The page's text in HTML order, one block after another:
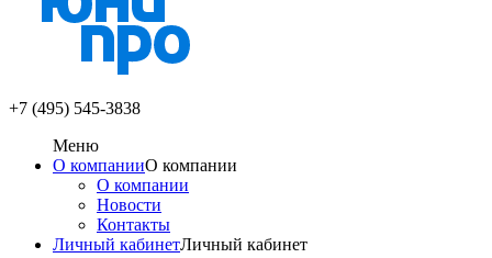
+7 (495) 545-3838
Меню
О компанииО компании
О компании
Новости
Контакты
Личный кабинетЛичный кабинет